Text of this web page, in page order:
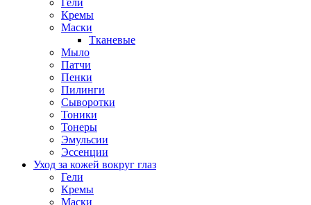
Гели
Кремы
Маски
Тканевые
Мыло
Патчи
Пенки
Пилинги
Сыворотки
Тоники
Тонеры
Эмульсии
Эссенции
Уход за кожей вокруг глаз
Гели
Кремы
Маски